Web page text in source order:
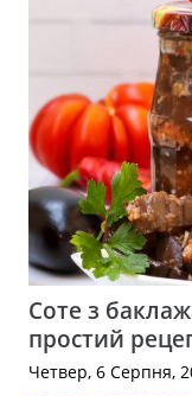
Соте з
простий
Четвер, 6 Серпня,